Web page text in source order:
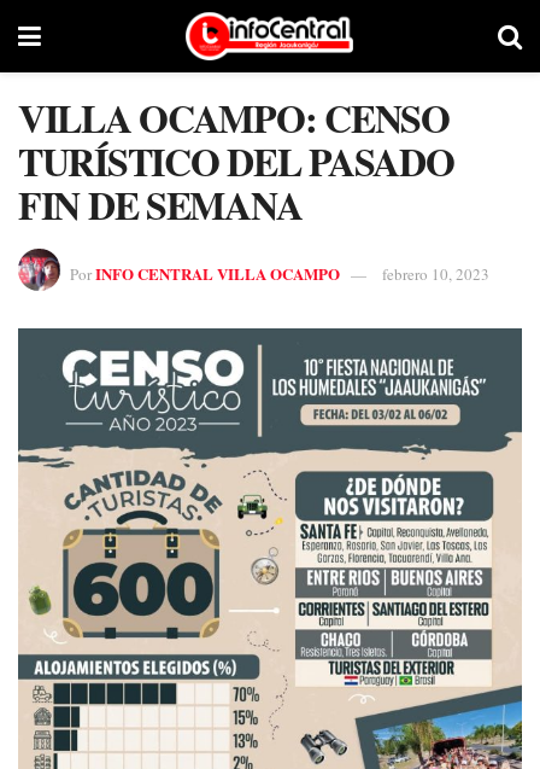
VILLA OCAMPO: CENSO
TURÍSTICO DEL PASADO
FIN DE SEMANA
PorINFO CENTRAL VILLA OCAMPO febrero 10, 2023